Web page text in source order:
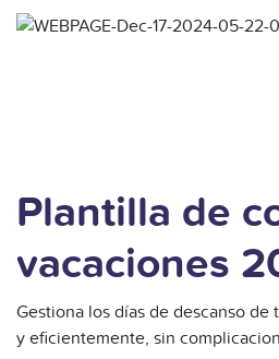
Plantilla de
vacaciones
Gestiona los días de descanso
y eficientemente, sin